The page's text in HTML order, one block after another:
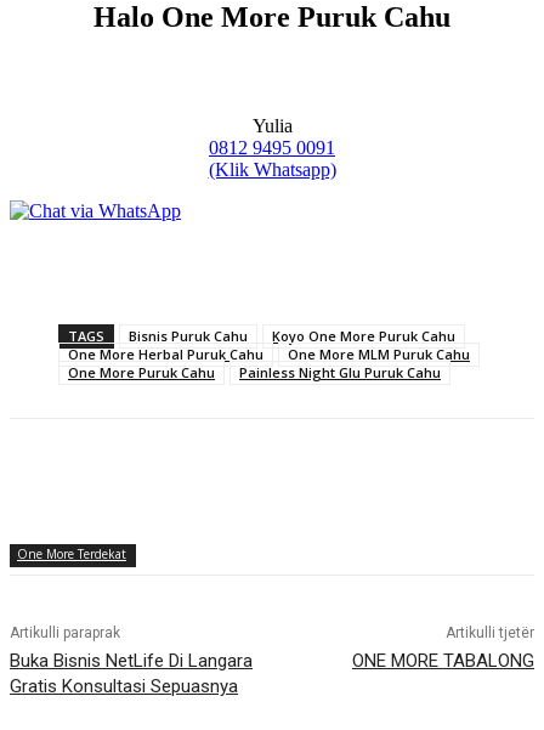
Halo One More Puruk Cahu
Yulia
0812 9495 0091
(Klik Whatsapp)
TAGS Bisnis Puruk Cahu
Koyo One More Puruk Cahu
One More Herbal Puruk Cahu
One More MLM Puruk Cahu
One More Puruk Cahu
Painless Night Glu Puruk Cahu
One More Terdekat
Artikulli paraprak
Buka Bisnis NetLife Di Langara
Gratis Konsultasi Sepuasnya
Artikulli tjetër
ONE MORE TABALONG